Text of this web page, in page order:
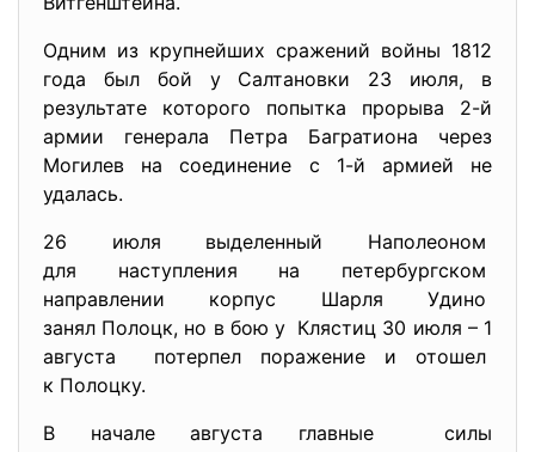
Одним из крупнейших сражений войны 1812
года был бой у Салтановки 23 июля, в
результате которого попытка прорыва 2-й
армии генерала Петра Багратиона через
Могилев на соединение с 1-й армией не
удалась.
26 июля выделенный Наполеоном
для наступления на петербургском
направлении корпус Шарля Удино
занял Полоцк, но в бою у Клястиц 30 июля – 1
августа потерпел поражение и отошел
к Полоцку.
В начале августа главные силы